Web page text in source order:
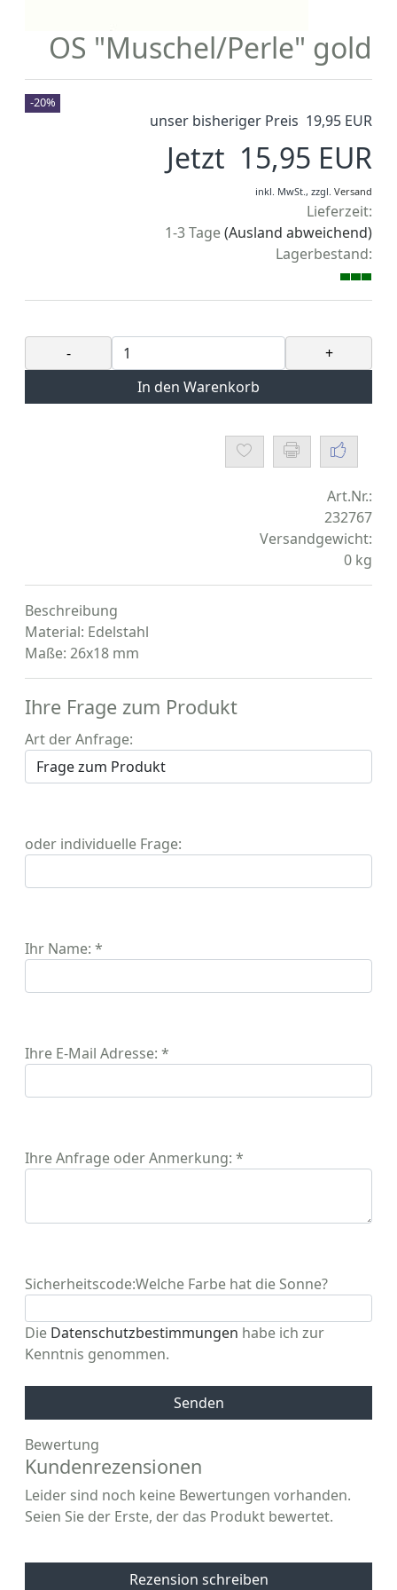
OS "Muschel/Perle" gold
unser bisheriger Preis 19,95 EUR
Jetzt 15,95 EUR
-20%
inkl. MwSt., zzgl. Versand
Lieferzeit:
1-3 Tage(Ausland abweichend)
Lagerbestand:
-
+
In den Warenkorb
Art.Nr.:
232767
Versandgewicht:
0 kg
Beschreibung
Material: Edelstahl
Maße: 26x18 mm
Ihre Frage zum Produkt
Art der Anfrage:
oder individuelle Frage:
Ihr Name: *
Ihre E-Mail Adresse: *
Ihre Anfrage oder Anmerkung: *
Sicherheitscode:Welche Farbe hat die Sonne?
Die Datenschutzbestimmungen habe ich zur
Kenntnis genommen.
Senden
Bewertung
Kundenrezensionen
Leider sind noch keine Bewertungen vorhanden.
Seien Sie der Erste, der das Produkt bewertet.
Rezension schreiben